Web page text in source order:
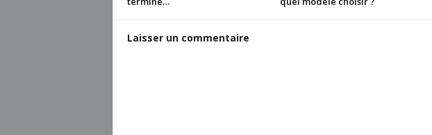
Laisser un commentaire